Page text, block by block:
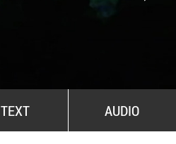
All Stars For Outernational
TEXT AUDIO